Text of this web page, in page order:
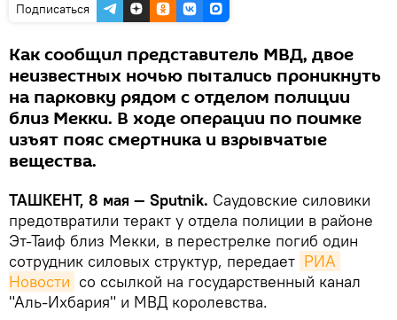
Подписаться
Как сообщил представитель МВД, двое
неизвестных ночью пытались проникнуть
на парковку рядом с отделом полиции
близ Мекки. В ходе операции по поимке
изъят пояс смертника и взрывчатые
вещества.
ТАШКЕНТ, 8 мая — Sputnik. Саудовские силовики
предотвратили теракт у отдела полиции в районе
Эт-Таиф близ Мекки, в перестрелке погиб один
сотрудник силовых структур, передает РИА
Новости со ссылкой на государственный канал
"Аль-Ихбария" и МВД королевства.